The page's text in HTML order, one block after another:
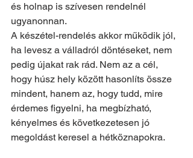
és holnap is szívesen rendelnél
ugyanonnan.
A készétel-rendelés akkor működik jól,
ha levesz a válladról döntéseket, nem
pedig újakat rak rád. Nem az a cél,
hogy húsz hely között hasonlíts össze
mindent, hanem az, hogy tudd, mire
érdemes figyelni, ha megbízható,
kényelmes és következetesen jó
megoldást keresel a hétköznapokra.